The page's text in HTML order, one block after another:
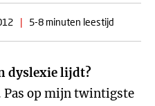
| 5-8 minuten leestijd
dyslexie lijdt?
Pas op mijn twintigste